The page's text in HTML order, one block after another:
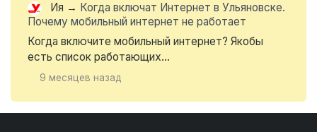
Ия → Когда включат Интернет в Ульяновске.
Почему мобильный интернет не работает
Когда включите мобильный интернет? Якобы
есть список работающих...
9 месяцев назад